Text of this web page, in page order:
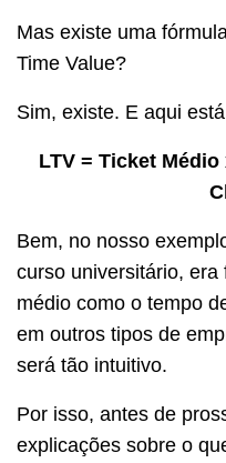
Mas existe uma
Time Value?
Sim, existe. E aqui
LTV = Ticket
Bem, no nosso
curso universitário,
médio como o tempo
em outros tipos de
será tão intuitivo.
Por isso, antes de
explicações sobre o